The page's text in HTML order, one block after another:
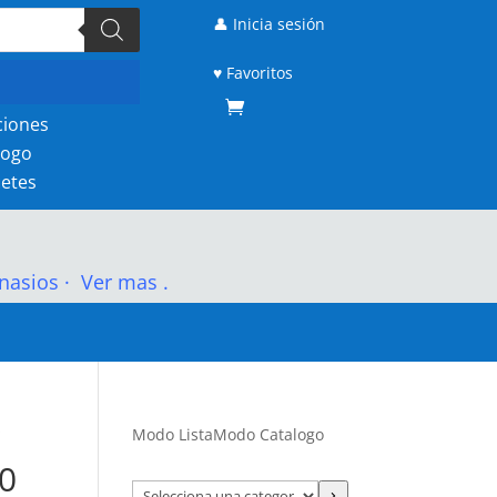
👤 Inicia sesión
♥ Favoritos
· Ver mas .
Modo ListaModo Catalogo
Selecciona